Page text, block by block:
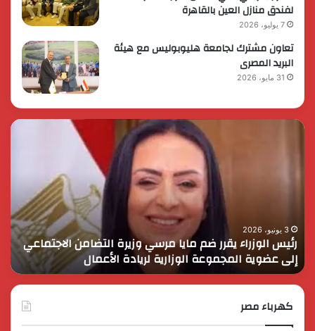
لفندق منازل العين بالقاهرة
7 يوليو، 2026
تعاون مشترك لجامعة هليوبوليس مع هيئة
البريد المصرى
31 مايو، 2026
رئيس
التضامن
الاجتماعي
إلى
عضوية
المجموعة
الوزارية
3 يونيو، 2026
رئيس الوزراء يقرر ضم مايا مرسي وزيرة التضامن الاجتماعي
إلى عضوية المجموعة الوزارية لريادة الأعمال
في
كهرباء مصر